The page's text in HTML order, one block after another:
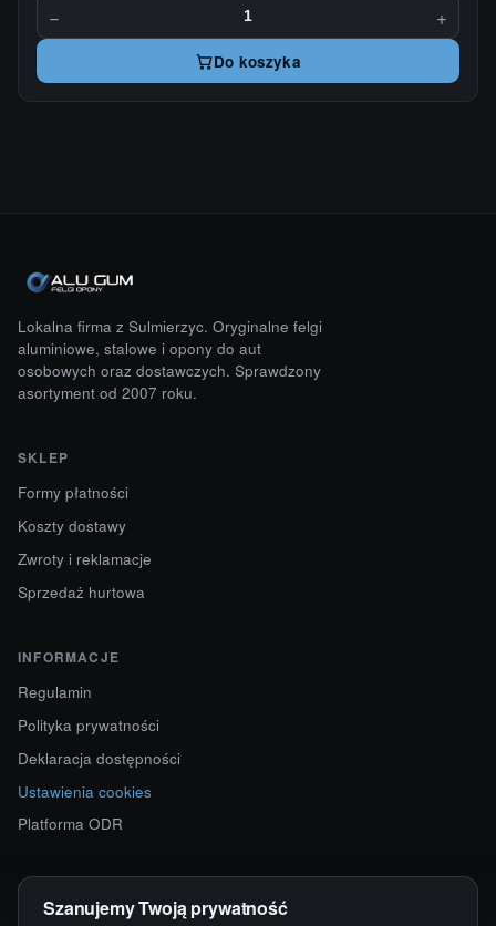
− +
Do koszyka
Lokalna firma z Sulmierzyc. Oryginalne felgi
aluminiowe, stalowe i opony do aut
osobowych oraz dostawczych. Sprawdzony
asortyment od 2007 roku.
SKLEP
Formy płatności
Koszty dostawy
Zwroty i reklamacje
Sprzedaż hurtowa
INFORMACJE
Regulamin
Polityka prywatności
Deklaracja dostępności
Ustawienia cookies
Platforma ODR
KONTAKT
Szanujemy Twoją prywatność